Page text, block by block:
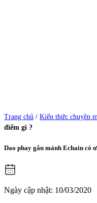
Trang chủ / Kiến thức chuyên
điểm gì ?
Dao phay gắn mảnh Echain có
Ngày cập nhật: 10/03/2020